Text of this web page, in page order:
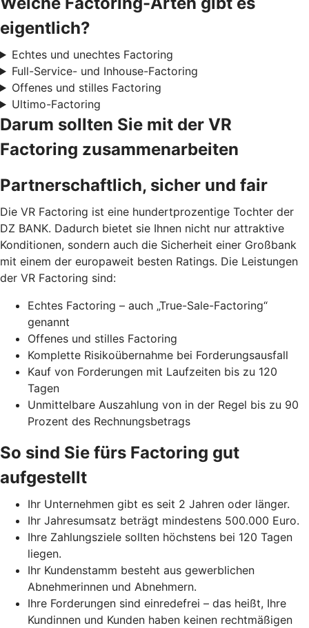
eigentlich?
Echtes und unechtes Factoring
Full-Service- und Inhouse-Factoring
Offenes und stilles Factoring
Ultimo-Factoring
Darum sollten Sie mit der VR
Factoring zusammenarbeiten
Partnerschaftlich, sicher und fair
Die VR Factoring ist eine hundertprozentige Tochter der
DZ BANK. Dadurch bietet sie Ihnen nicht nur attraktive
Konditionen, sondern auch die Sicherheit einer Großbank
mit einem der europaweit besten Ratings. Die Leistungen
der VR Factoring sind:
Echtes Factoring – auch „True-Sale-Factoring“
genannt
Offenes und stilles Factoring
Komplette Risikoübernahme bei Forderungsausfall
Kauf von Forderungen mit Laufzeiten bis zu 120
Tagen
Unmittelbare Auszahlung von in der Regel bis zu 90
Prozent des Rechnungsbetrags
So sind Sie fürs Factoring gut
aufgestellt
Ihr Unternehmen gibt es seit 2 Jahren oder länger.
Ihr Jahresumsatz beträgt mindestens 500.000 Euro.
Ihre Zahlungsziele sollten höchstens bei 120 Tagen
liegen.
Ihr Kundenstamm besteht aus gewerblichen
Abnehmerinnen und Abnehmern.
Ihre Forderungen sind einredefrei – das heißt, Ihre
Kundinnen und Kunden haben keinen rechtmäßigen